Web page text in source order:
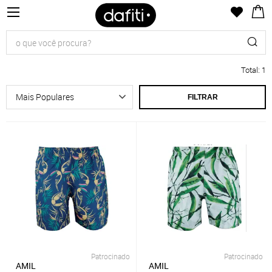
Total: 1
FILTRAR
Patrocinado
AMIL
Patrocinado
AMIL